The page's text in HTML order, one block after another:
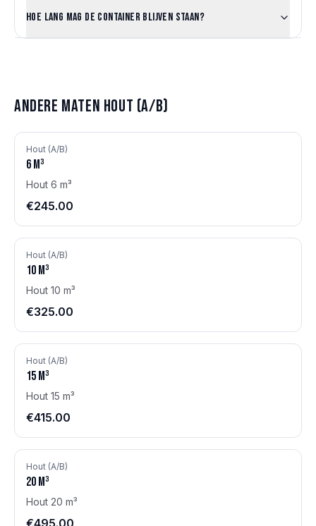
Hoe lang mag de container blijven staan?
Andere maten Hout (A/B)
Hout (A/B)
6 m³
Hout 6 m³
€245.00
Hout (A/B)
10 m³
Hout 10 m³
€325.00
Hout (A/B)
15 m³
Hout 15 m³
€415.00
Hout (A/B)
20 m³
Hout 20 m³
€495.00